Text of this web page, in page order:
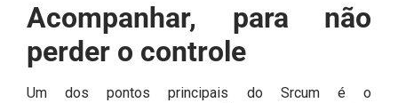
Acompanhar, para não
perder o controle
Um dos pontos principais do Srcum é o